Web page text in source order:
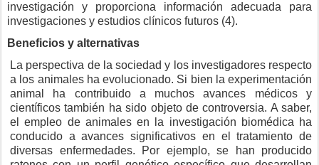
investigación y proporciona información adecuada para
investigaciones y estudios clínicos futuros (4).
Beneficios y alternativas
La perspectiva de la sociedad y los investigadores respecto
a los animales ha evolucionado. Si bien la experimentación
animal ha contribuido a muchos avances médicos y
científicos también ha sido objeto de controversia. A saber,
el empleo de animales en la investigación biomédica ha
conducido a avances significativos en el tratamiento de
diversas enfermedades. Por ejemplo, se han producido